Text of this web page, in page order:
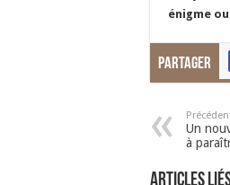
énigme
Partager
Un
à